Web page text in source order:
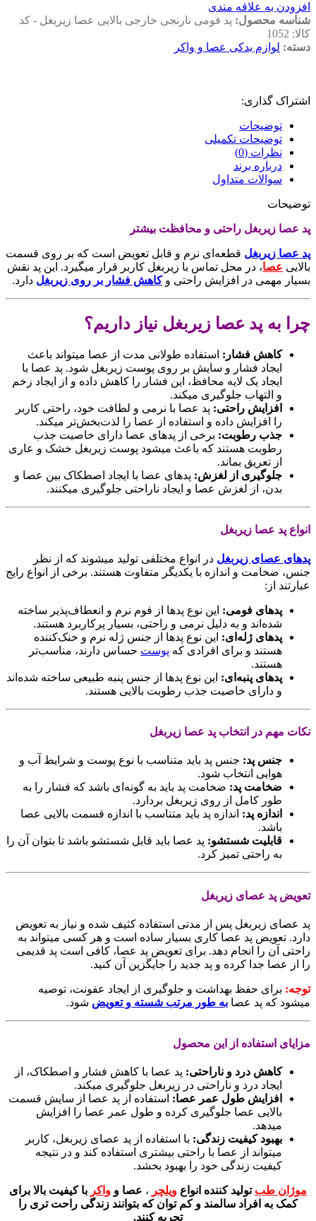
افزودن به علاقه مندی
شناسه محصول: پد فومی نارنجی خارجی بالایی عصا زیربغل - کد
کالا: 1052
دسته: لوازم یدکی عصا و واکر
اشتراک گذاری:
توضیحات
توضیحات تکمیلی
نظرات (0)
درباره برند
سوالات متداول
توضیحات
پد عصا زیربغل راحتی و محافظت بیشتر
پد عصا زیربغل قطعه‌ای نرم و قابل تعویض است که بر روی قسمت
بالایی عصا، در محل تماس با زیربغل کاربر قرار میگیرد. این پد نقش
بسیار مهمی در افزایش راحتی وکاهش فشار بر روی زیربغل دارد.
چرا به پد عصا زیربغل نیاز داریم؟
کاهش فشار : استفاده طولانی مدت از عصا میتواند باعث
ایجاد فشار و سایش بر روی پوست زیربغل شود. پد عصا با
ایجاد یک لایه محافظ، این فشار را کاهش داده و از ایجاد زخم
و التهاب جلوگیری میکند.
افزایش راحتی: پد عصا با نرمی و لطافت خود، راحتی کاربر
را افزایش داده و استفاده از عصا را لذت‌بخش‌تر میکند.
جذب رطوبت: برخی از پدهای عصا دارای خاصیت جذب
رطوبت هستند که باعث میشود پوست زیربغل خشک و عاری
از تعریق بماند.
جلوگیری از لغزش: پدهای عصا با ایجاد اصطکاک بین عصا و
بدن، از لغزش عصا و ایجاد ناراحتی جلوگیری میکنند.
انواع پد عصا زیربغل
پدهای عصای زیربغل در انواع مختلفی تولید میشوند که از نظر
جنس، ضخامت و اندازه با یکدیگر متفاوت هستند. برخی از انواع رایج
عبارتند از:
پدهای فومی: این نوع پدها از فوم نرم و انعطاف‌پذیر ساخته
شده‌اند و به دلیل نرمی و راحتی، بسیار پرکاربرد هستند.
پدهای ژله‌ای: این نوع پدها از جنس ژله نرم و خنک‌کننده
هستند و برای افرادی که پوست حساس دارند، مناسب‌تر
هستند.
پدهای پنبه‌ای: این نوع پدها از جنس پنبه طبیعی ساخته شده‌اند
و دارای خاصیت جذب رطوبت بالایی هستند.
نکات مهم در انتخاب پد عصا زیربغل
جنس پد: جنس پد باید متناسب با نوع پوست و شرایط آب و
هوایی انتخاب شود.
ضخامت پد: ضخامت پد باید به گونه‌ای باشد که فشار را به
طور کامل از روی زیربغل بردارد.
اندازه پد: اندازه پد باید متناسب با اندازه قسمت بالایی عصا
باشد.
قابلیت شستشو: پد عصا باید قابل شستشو باشد تا بتوان آن را
به راحتی تمیز کرد.
تعویض پد عصای زیربغل
پد عصای زیربغل پس از مدتی استفاده کثیف شده و نیاز به تعویض
دارد. تعویض پد عصا کاری بسیار ساده است و هر کسی میتواند به
راحتی آن را انجام دهد. برای تعویض پد عصا، کافی است پد قدیمی
را از عصا جدا کرده و پد جدید را جایگزین آن کنید.
توجه: برای حفظ بهداشت و جلوگیری از ایجاد عفونت، توصیه
میشود که پد عصا به طور مرتب شسته و تعویض شود.
مزایای استفاده از این محصول
کاهش درد و ناراحتی: پد عصا با کاهش فشار و اصطکاک، از
ایجاد درد و ناراحتی در زیربغل جلوگیری میکند.
افزایش طول عمر عصا: استفاده از پد عصا از سایش قسمت
بالایی عصا جلوگیری کرده و طول عمر عصا را افزایش
میدهد.
بهبود کیفیت زندگی: با استفاده از پد عصای زیربغل، کاربر
میتواند از عصا با راحتی بیشتری استفاده کند و در نتیجه
کیفیت زندگی خود را بهبود بخشد.
موژان طب تولید کننده انواع ویلچر ، عصا و واکر با کیفیت بالا برای
کمک به افراد سالمند و کم توان که بتوانند زندگی راحت تری را
تجربه کنند.